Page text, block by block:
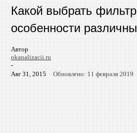
Какой выбрать
особенности
Автор
okanalizacii.ru
-
Авг 31, 2015
Обновлено: 11 февраля 2019